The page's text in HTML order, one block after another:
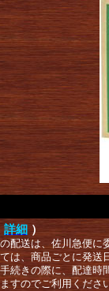
詳細 ）
配送は、佐川急便に
は、商品ごとに発送
続きの際に、配達時
すのでご利用くださ